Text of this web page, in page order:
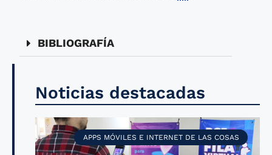
BIBLIOGRAFÍA
Noticias destacadas
APPS MÓVILES E INTERNET DE LAS COSAS